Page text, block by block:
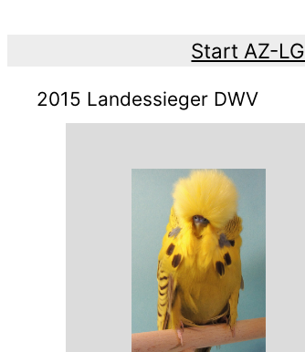
Start AZ-
2015 Landessieger DWV